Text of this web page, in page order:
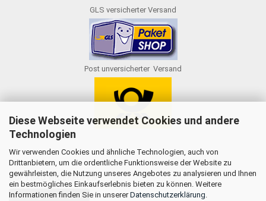
Diese Webseite verwendet Cookies und andere
Technologien
Wir verwenden Cookies und ähnliche Technologien, auch von
Drittanbietern, um die ordentliche Funktionsweise der Website zu
gewährleisten, die Nutzung unseres Angebotes zu analysieren und Ihnen
ein bestmögliches Einkaufserlebnis bieten zu können. Weitere
Informationen finden Sie in unsererDatenschutzerklärung
GLS versicherter Versand
Post unversicherter Versand
AUFTRAG WIDERRUFEN
Vertrag widerrufen